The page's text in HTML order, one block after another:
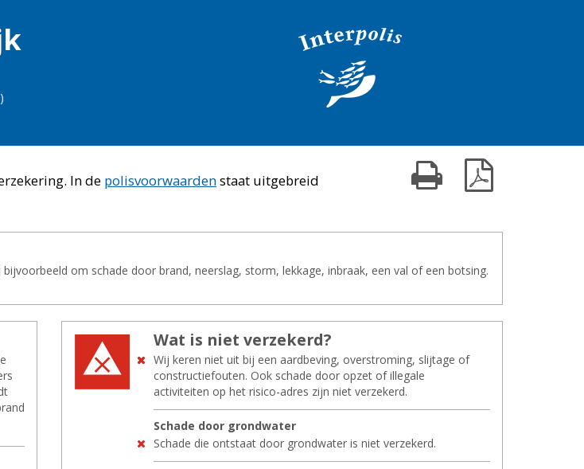
)
In de polisvoorwaardenstaat uitgebreid
Print kaartDownload PDF
om schade door brand, neerslag, storm, lekkage, inbraak, een val of een botsing.
Wat is niet ver­ze­kerd?
Wij keren niet uit bij een aardbeving, overstroming, slijtage of
constructiefouten. Ook schade door opzet of illegale
activiteiten op het risico-adres zijn niet verzekerd.
Scha­de door grond­wa­ter
Schade die ontstaat door grondwater is niet verzekerd.